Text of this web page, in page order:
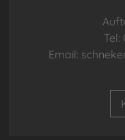
Tel:
Email: